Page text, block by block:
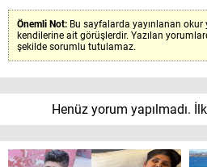
Önemli Not: Bu sayfalarda yayınlanan okur
kendilerine ait görüşlerdir. Yazılan
şekilde sorumlu tutulamaz.
Henüz yorum yapılmadı.